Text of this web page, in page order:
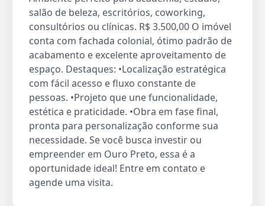
salão de beleza, escritórios, coworking,
consultórios ou clínicas. R$ 3.500,00 O imóvel
conta com fachada colonial, ótimo padrão de
acabamento e excelente aproveitamento de
espaço. Destaques: •Localização estratégica
com fácil acesso e fluxo constante de
pessoas. •Projeto que une funcionalidade,
estética e praticidade. •Obra em fase final,
pronta para personalização conforme sua
necessidade. Se você busca investir ou
empreender em Ouro Preto, essa é a
oportunidade ideal! Entre em contato e
agende uma visita.